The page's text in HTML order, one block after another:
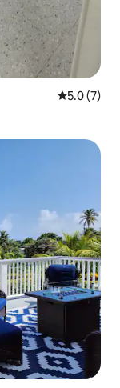
從 7 則評
5.0 (7)